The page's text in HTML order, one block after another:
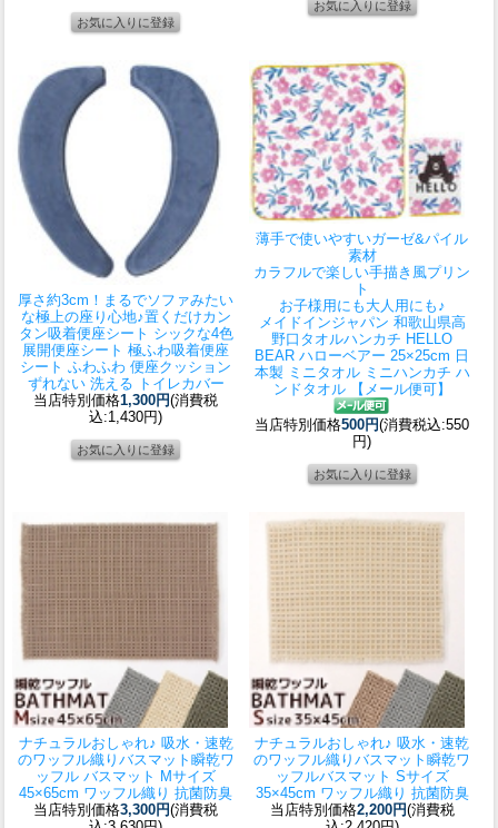
厚さ約3cm！まるでソファみたい
な極上の座り心地♪置くだけカン
タン吸着便座シート シックな4色
展開便座シート 極ふわ吸着便座
シート ふわふわ 便座クッション
ずれない 洗える トイレカバー
当店特別価格1,300円(消費税
込:1,430円)
薄手で使いやすいガーゼ&パイル
素材
カラフルで楽しい手描き風プリン
ト
お子様用にも大人用にも♪
メイドインジャパン 和歌山県高
野口 タオルハンカチ HELLO
BEAR ハローベアー 25×25cm 日
本製 ミニタオル ミニハンカチ ハ
ンドタオル 【メール便可】
当店特別価格500円(消費税込:550
円)
ナチュラルおしゃれ♪ 吸水・速乾
のワッフル織りバスマット 瞬乾ワ
ッフル バスマット Mサイズ
45×65cm ワッフル織り 抗菌防臭
当店特別価格3,300円(消費税
ナチュラルおしゃれ♪ 吸水・速乾
のワッフル織りバスマット瞬乾ワ
ッフルバスマット Sサイズ
35×45cm ワッフル織り 抗菌防臭
当店特別価格2,200円(消費税